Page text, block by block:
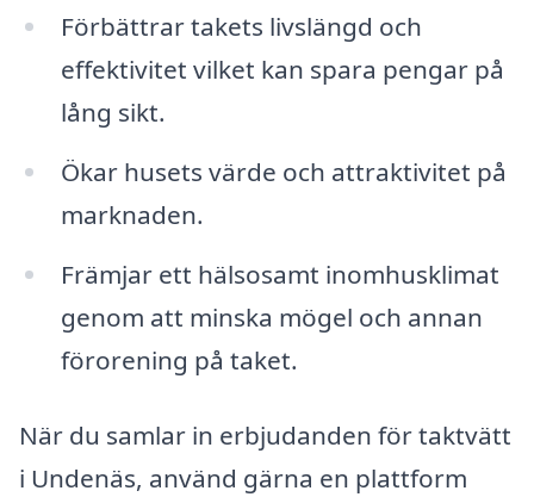
Förbättrar takets livslängd och
effektivitet vilket kan spara pengar på
lång sikt.
Ökar husets värde och attraktivitet på
marknaden.
Främjar ett hälsosamt inomhusklimat
genom att minska mögel och annan
förorening på taket.
När du samlar in erbjudanden för taktvätt
i Undenäs, använd gärna en plattform